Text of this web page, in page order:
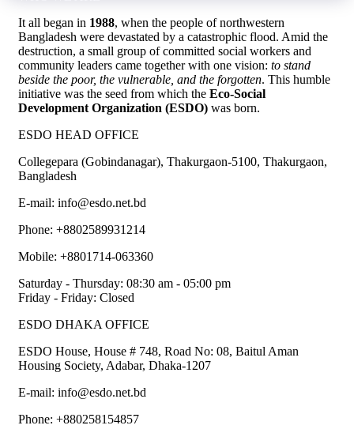
It all began in 1988, when the people of northwestern
Bangladesh were devastated by a catastrophic flood. Amid the
destruction, a small group of committed social workers and
community leaders came together with one vision: to stand
beside the poor, the vulnerable, and the forgotten. This humble
initiative was the seed from which the Eco-Social
Development Organization (ESDO) was born.
ESDO HEAD OFFICE​
Collegepara (Gobindanagar), Thakurgaon-5100, Thakurgaon,
Bangladesh
E-mail: info@esdo.net.bd
Phone: +8802589931214
Mobile: +8801714-063360
Saturday - Thursday: 08:30 am - 05:00 pm
Friday - Friday: Closed
ESDO DHAKA OFFICE​
ESDO House, House # 748, Road No: 08, Baitul Aman
Housing Society, Adabar, Dhaka-1207
E-mail: info@esdo.net.bd
Phone: +880258154857